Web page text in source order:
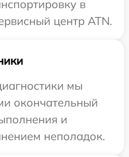
в
центр ATN.
мы
окончательный
и
неполадок.